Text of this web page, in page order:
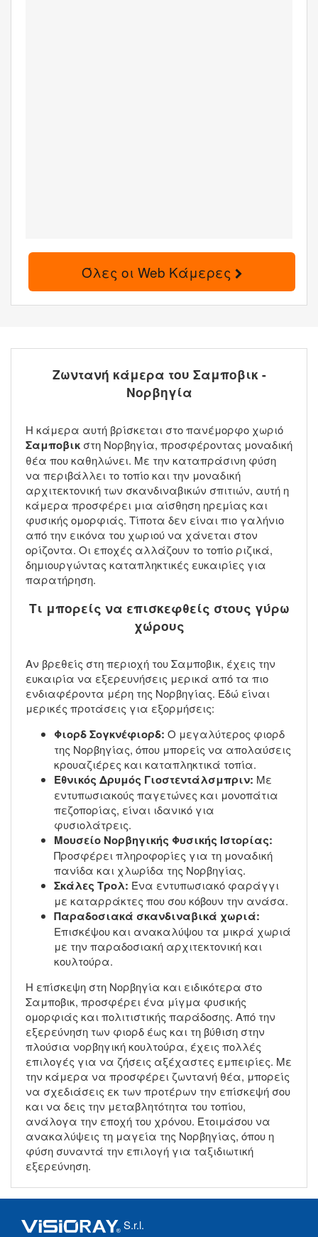
Όλες οι Web Κάμερες
Ζωντανή κάμερα του Σαμποβικ -
Νορβηγία
Η κάμερα αυτή βρίσκεται στο πανέμορφο χωριό
Σαμποβικ στη Νορβηγία, προσφέροντας μοναδική
θέα που καθηλώνει. Με την καταπράσινη φύση
να περιβάλλει το τοπίο και την μοναδική
αρχιτεκτονική των σκανδιναβικών σπιτιών, αυτή η
κάμερα προσφέρει μια αίσθηση ηρεμίας και
φυσικής ομορφιάς. Τίποτα δεν είναι πιο γαλήνιο
από την εικόνα του χωριού να χάνεται στον
ορίζοντα. Οι εποχές αλλάζουν το τοπίο ριζικά,
δημιουργώντας καταπληκτικές ευκαιρίες για
παρατήρηση.
Τι μπορείς να επισκεφθείς στους γύρω
χώρους
Αν βρεθείς στη περιοχή του Σαμποβικ, έχεις την
ευκαιρία να εξερευνήσεις μερικά από τα πιο
ενδιαφέροντα μέρη της Νορβηγίας. Εδώ είναι
μερικές προτάσεις για εξορμήσεις:
Φιορδ Σογκνέφιορδ: Ο μεγαλύτερος φιορδ
της Νορβηγίας, όπου μπορείς να απολαύσεις
κρουαζιέρες και καταπληκτικά τοπία.
Εθνικός Δρυμός Γιοστεντάλσμπριν: Με
εντυπωσιακούς παγετώνες και μονοπάτια
πεζοπορίας, είναι ιδανικό για
φυσιολάτρεις.
Μουσείο Νορβηγικής Φυσικής Ιστορίας:
Προσφέρει πληροφορίες για τη μοναδική
πανίδα και χλωρίδα της Νορβηγίας.
Σκάλες Τρολ: Ένα εντυπωσιακό φαράγγι
με καταρράκτες που σου κόβουν την ανάσα.
Παραδοσιακά σκανδιναβικά χωριά:
Επισκέψου και ανακαλύψου τα μικρά χωριά
με την παραδοσιακή αρχιτεκτονική και
κουλτούρα.
Η επίσκεψη στη Νορβηγία και ειδικότερα στο
Σαμποβικ, προσφέρει ένα μίγμα φυσικής
ομορφιάς και πολιτιστικής παράδοσης. Από την
εξερεύνηση των φιορδ έως και τη βύθιση στην
πλούσια νορβηγική κουλτούρα, έχεις πολλές
επιλογές για να ζήσεις αξέχαστες εμπειρίες. Με
την κάμερα να προσφέρει ζωντανή θέα, μπορείς
να σχεδιάσεις εκ των προτέρων την επίσκεψή σου
και να δεις την μεταβλητότητα του τοπίου,
ανάλογα την εποχή του χρόνου. Ετοιμάσου να
ανακαλύψεις τη μαγεία της Νορβηγίας, όπου η
φύση συναντά την επιλογή για ταξιδιωτική
εξερεύνηση.
S.r.l.